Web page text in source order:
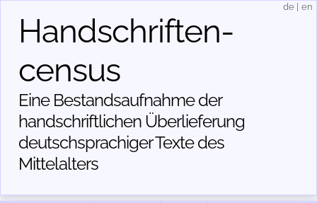
Handschriften­
census
Eine Bestandsaufnahme der
handschriftlichen Über­lieferung
deutschsprachiger Texte des
Mittelalters
de en